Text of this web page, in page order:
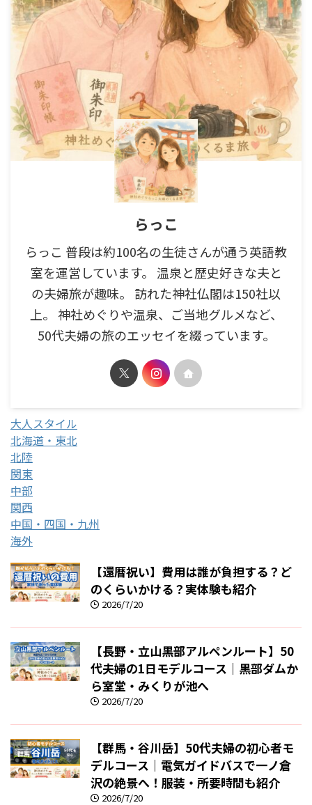
らっこ
らっこ 普段は約100名の生徒さんが通う英語教
室を運営しています。 温泉と歴史好きな夫と
の夫婦旅が趣味。 訪れた神社仏閣は150社以
上。 神社めぐりや温泉、ご当地グルメなど、
50代夫婦の旅のエッセイを綴っています。
大人スタイル
北海道・東北
北陸
関東
中部
関西
中国・四国・九州
海外
【還暦祝い】費用は誰が負担する？ど
のくらいかける？実体験も紹介
2026/7/20
【長野・立山黒部アルペンルート】50
代夫婦の1日モデルコース｜黒部ダムか
ら室堂・みくりが池へ
2026/7/20
【群馬・谷川岳】50代夫婦の初心者モ
デルコース｜電気ガイドバスで一ノ倉
沢の絶景へ！服装・所要時間も紹介
2026/7/20